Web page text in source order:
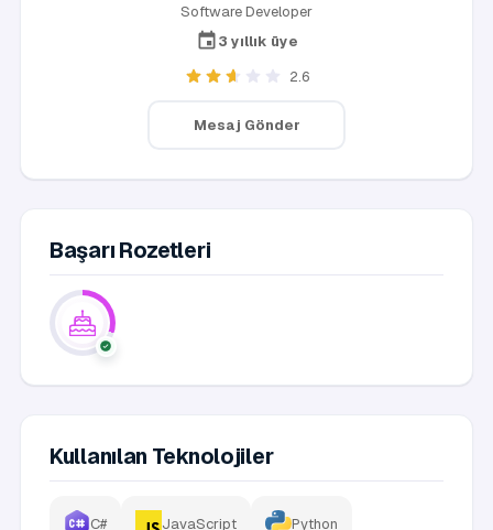
Software Developer
3 yıllık üye
2.6
Mesaj Gönder
Başarı Rozetleri
Kullanılan Teknolojiler
C# JavaScript Python